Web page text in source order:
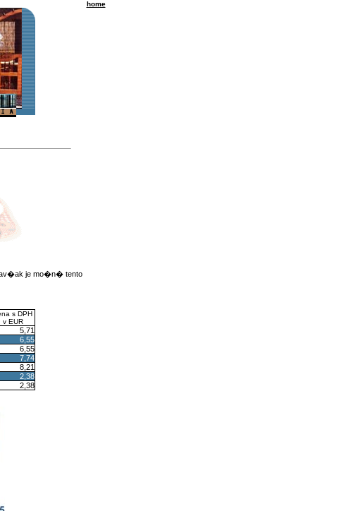
home
je mo�n� tento
s DPH
v EUR
5,71
6,55
6,55
7,74
8,21
2,38
2,38